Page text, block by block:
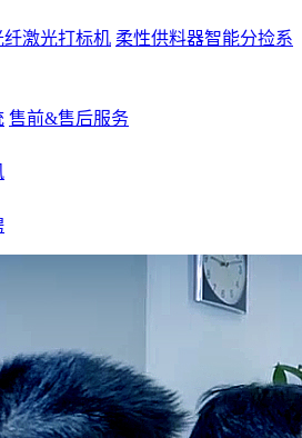
纤激光打标机 柔性供料器智能分捡系
售前&售后服务